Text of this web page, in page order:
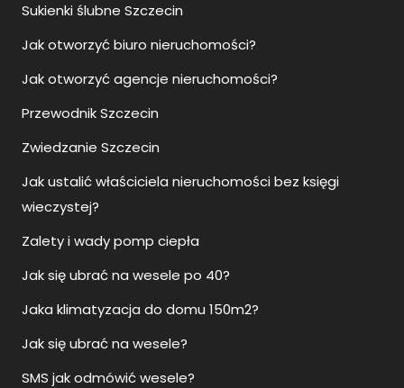
Sukienki ślubne Szczecin
Jak otworzyć biuro nieruchomości?
Jak otworzyć agencje nieruchomości?
Przewodnik Szczecin
Zwiedzanie Szczecin
Jak ustalić właściciela nieruchomości bez księgi
wieczystej?
Zalety i wady pomp ciepła
Jak się ubrać na wesele po 40?
Jaka klimatyzacja do domu 150m2?
Jak się ubrać na wesele?
SMS jak odmówić wesele?